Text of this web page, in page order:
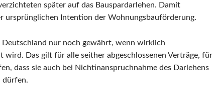
später auf das Bauspardarlehen. Damit
ursprünglichen Intention der Wohnungsbauförderung.
nur noch gewährt, wenn wirklich
Das gilt für alle seither abgeschlossenen Verträge, für
dass sie auch bei Nichtinanspruchnahme des Darlehens
dürfen.